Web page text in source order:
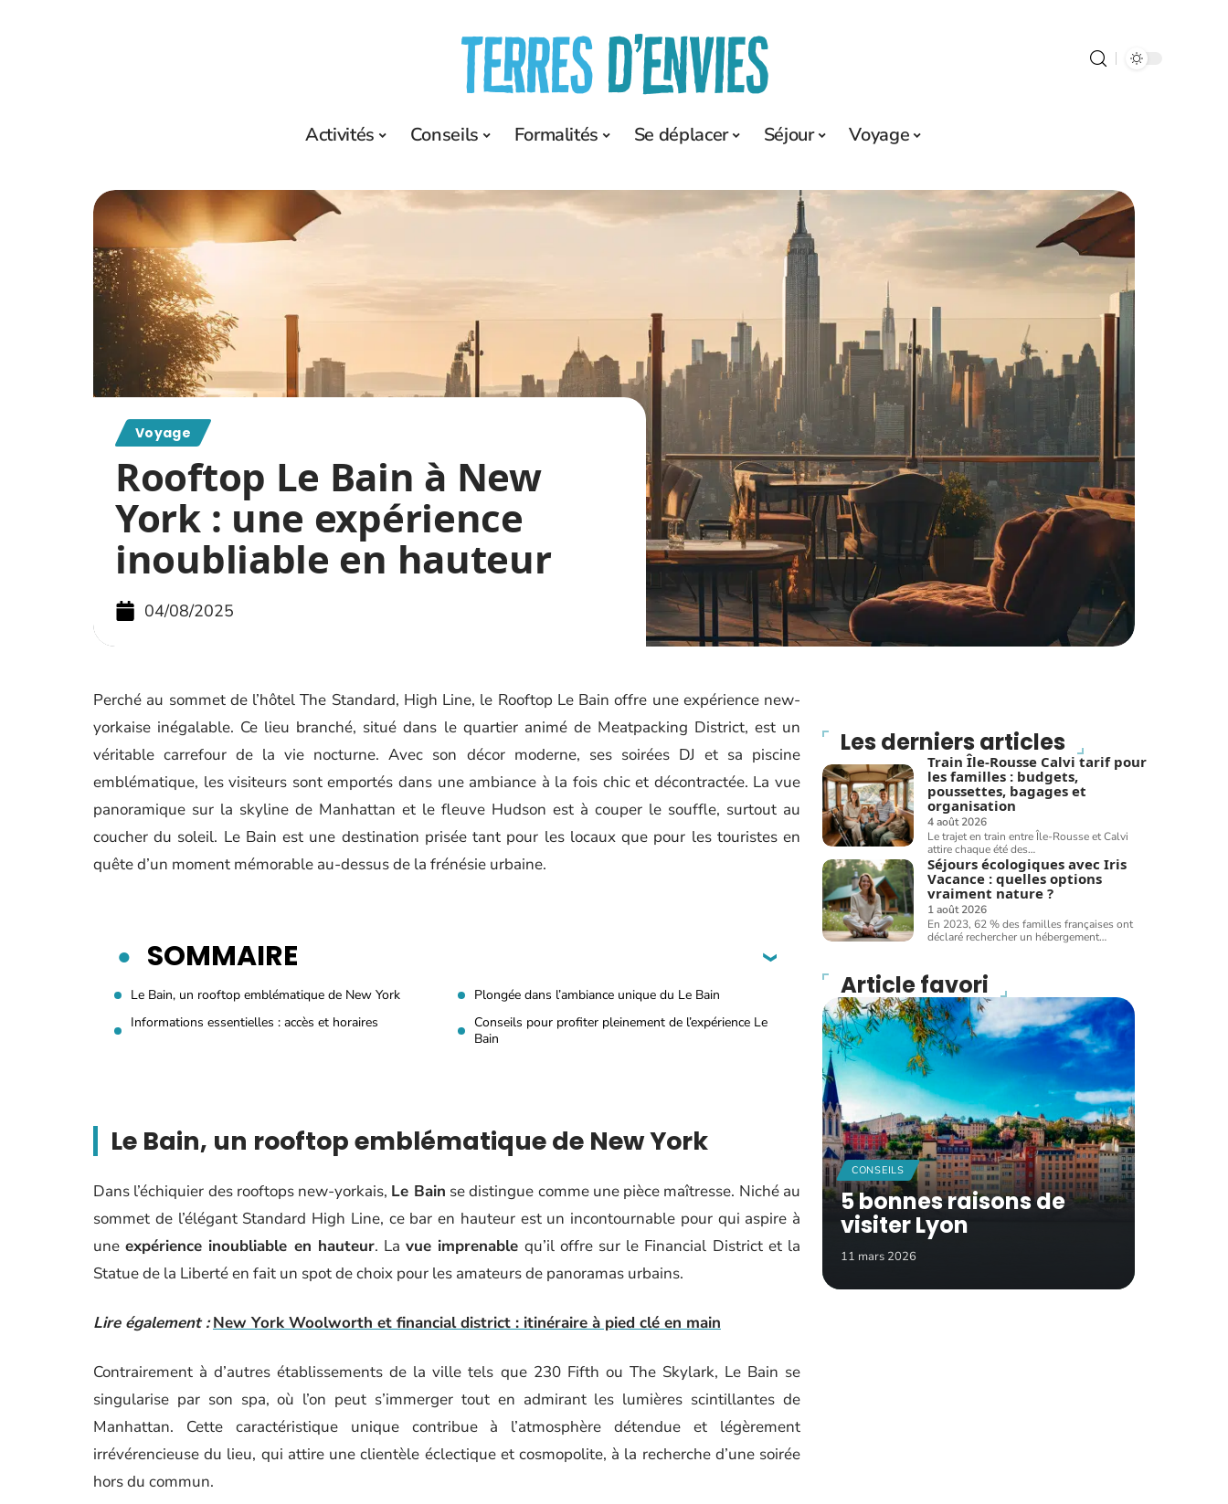
Activités Conseils Formalités Se déplacer Séjour Voyage
Voyage
Rooftop Le Bain à New
York : une expérience
inoubliable en hauteur
04/08/2025
Perché au sommet de l’hôtel The Standard, High Line, le Rooftop Le Bain offre une expérience new-
yorkaise inégalable. Ce lieu branché, situé dans le quartier animé de Meatpacking District, est un
véritable carrefour de la vie nocturne. Avec son décor moderne, ses soirées DJ et sa piscine
emblématique, les visiteurs sont emportés dans une ambiance à la fois chic et décontractée. La vue
panoramique sur la skyline de Manhattan et le fleuve Hudson est à couper le souffle, surtout au
coucher du soleil. Le Bain est une destination prisée tant pour les locaux que pour les touristes en
quête d’un moment mémorable au-dessus de la frénésie urbaine.
SOMMAIRE
Le Bain, un rooftop emblématique de New York
Plongée dans l’ambiance unique du Le Bain
Informations essentielles : accès et horaires
Conseils pour profiter pleinement de l’expérience Le
Bain
Le Bain, un rooftop emblématique de New York
Dans l’échiquier des rooftops new-yorkais, Le Bain se distingue comme une pièce maîtresse. Niché au
sommet de l’élégant Standard High Line, ce bar en hauteur est un incontournable pour qui aspire à
uneexpérience inoubliable en hauteur. Lavue imprenable qu’il offre sur le Financial District et la
Statue de la Liberté en fait un spot de choix pour les amateurs de panoramas urbains.
Lire également : New York Woolworth et financial district : itinéraire à pied clé en main
Contrairement à d’autres établissements de la ville tels que 230 Fifth ou The Skylark, Le Bain se
singularise par son spa, où l’on peut s’immerger tout en admirant les lumières scintillantes de
Manhattan. Cette caractéristique unique contribue à l’atmosphère détendue et légèrement
irrévérencieuse du lieu, qui attire une clientèle éclectique et cosmopolite, à la recherche d’une soirée
hors du commun.
Les derniers articles
Train Île-Rousse Calvi tarif pour
les familles : budgets,
poussettes, bagages et
organisation
4 août 2026
Le trajet en train entre Île-Rousse et Calvi
attire chaque été des…
Séjours écologiques avec Iris
Vacance : quelles options
vraiment nature ?
1 août 2026
En 2023, 62 % des familles françaises ont
déclaré rechercher un hébergement…
Article favori
CONSEILS
5 bonnes raisons de
visiter Lyon
11 mars 2026